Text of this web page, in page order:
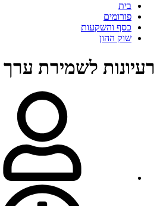
בית
פורומים
כסף והשקעות
שוק ההון
רעיונות לשמירת ערך